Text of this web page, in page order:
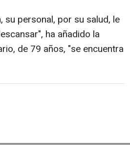
su personal, por su salud, le
ha añadido la
de 79 años, "se encuentra